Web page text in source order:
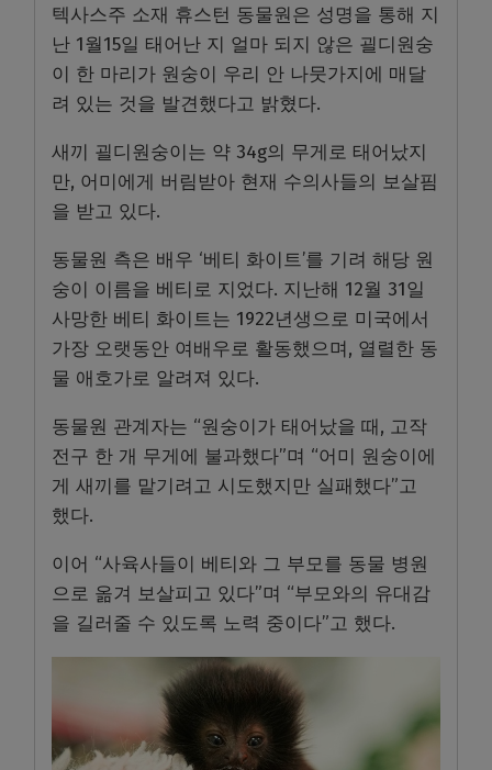
텍사스주 소재 휴스턴 동물원은 성명을 통해 지
난 1월15일 태어난 지 얼마 되지 않은 괼디원숭
이 한 마리가 원숭이 우리 안 나뭇가지에 매달
려 있는 것을 발견했다고 밝혔다.
새끼 괼디원숭이는 약 34g의 무게로 태어났지
만, 어미에게 버림받아 현재 수의사들의 보살핌
을 받고 있다.
동물원 측은 배우 ‘베티 화이트’를 기려 해당 원
숭이 이름을 베티로 지었다. 지난해 12월 31일
사망한 베티 화이트는 1922년생으로 미국에서
가장 오랫동안 여배우로 활동했으며, 열렬한 동
물 애호가로 알려져 있다.
동물원 관계자는 “원숭이가 태어났을 때, 고작
전구 한 개 무게에 불과했다”며 “어미 원숭이에
게 새끼를 맡기려고 시도했지만 실패했다”고
했다.
이어 “사육사들이 베티와 그 부모를 동물 병원
으로 옮겨 보살피고 있다”며 “부모와의 유대감
을 길러줄 수 있도록 노력 중이다”고 했다.